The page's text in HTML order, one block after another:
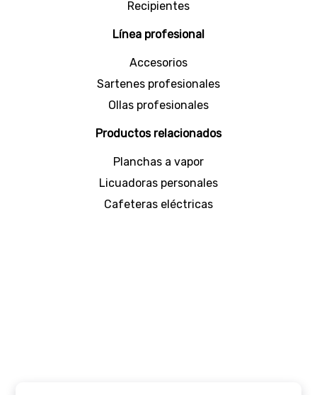
Recipientes
Línea profesional
Accesorios
Sartenes profesionales
Ollas profesionales
Productos relacionados
Planchas a vapor
Licuadoras personales
Cafeteras eléctricas